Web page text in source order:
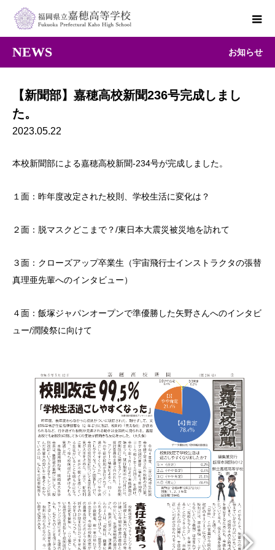
NEWS お知らせ
【新聞部】嘉穂高校新聞236号完成しまし
た。
2023.05.22
本校新聞部による嘉穂高校新聞-234号が完成しました。
１面：昨年度改定された校則、学校生活に変化は？
２面：脱マスクどこまで？/東日本大震災被災地を訪れて
３面：クローズアップ卒業生（宇宙飛行士インストラクタの張替
真理亜先輩へのインタビュー）
４面：飯塚ジャパンオープンで準優勝した矢野さんへのインタビ
ュー/潤陵祭に向けて